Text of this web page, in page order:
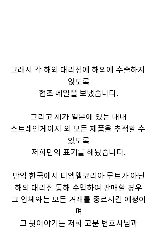
그래서 각 해외 대리점에 해외에 수출하지
않도록
협조 메일을 보냈습니다.
그리고 제가 일본에 있는 내내
스트레인게이지 외 모든 제품을 추적할 수
있도록
저희만의 표기를 해놨습니다.
만약 한국에서 티엠엘코리아 루트가 아닌
해외 대리점 통해 수입하여 판매할 경우
그 업체와는 모든 거래를 종료시킬 예정이
며
그 뒷이야기는 저희 고문 변호사님과